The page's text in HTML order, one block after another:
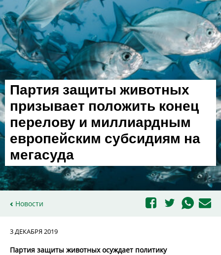
Партия защиты животных
призывает положить конец
перелову и миллиардным
европейским субсидиям на
мегасуда
Новости
3 ДЕКАБРЯ 2019
Партия защиты животных осуждает политику